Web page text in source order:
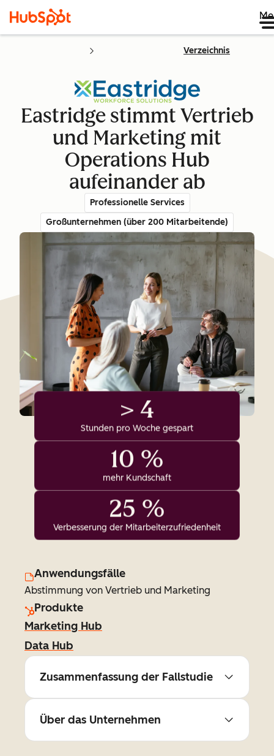
Verzeichnis
Eastridge stimmt Vertrieb
und Marketing mit
Operations Hub
aufeinander ab
Professionelle Services
Großunternehmen (über 200 Mitarbeitende)
> 4
Stunden pro Woche gespart
10 %
mehr Kundschaft
25 %
Verbesserung der Mitarbeiterzufriedenheit
Anwendungsfälle
Abstimmung von Vertrieb und Marketing
Produkte
Marketing Hub
Data Hub
Zusammenfassung der Fallstudie
Über das Unternehmen